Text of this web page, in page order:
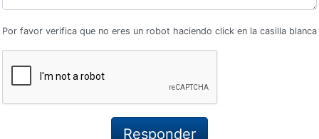
Por favor verifica que no eres un robot haciendo click en la casilla blanca